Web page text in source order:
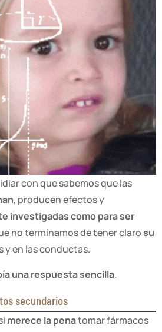
con que sabemos que las
, producen efectos y
investigadas como para ser
no terminamos de tener claro su
y en las conductas.
una respuesta sencilla.
secundarios
merece la penatomar fármacos